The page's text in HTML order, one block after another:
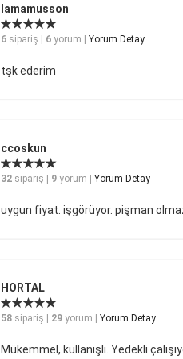
lamamusson
6 sipariş | 6 yorum |Yorum Detay
tşk ederim
ccoskun
32 sipariş | 9 yorum |Yorum Detay
uygun fiyat. işgörüyor. pişman
HORTAL
58 sipariş | 29 yorum |Yorum Detay
Mükemmel, kullanışlı. Yedekli